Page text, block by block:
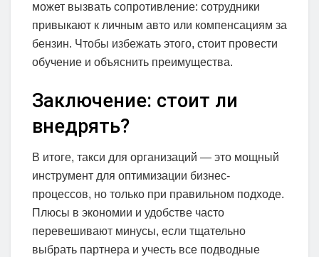
может вызвать сопротивление: сотрудники
привыкают к личным авто или компенсациям за
бензин. Чтобы избежать этого, стоит провести
обучение и объяснить преимущества.
Заключение: стоит ли
внедрять?
В итоге, такси для организаций — это мощный
инструмент для оптимизации бизнес-
процессов, но только при правильном подходе.
Плюсы в экономии и удобстве часто
перевешивают минусы, если тщательно
выбрать партнера и учесть все подводные